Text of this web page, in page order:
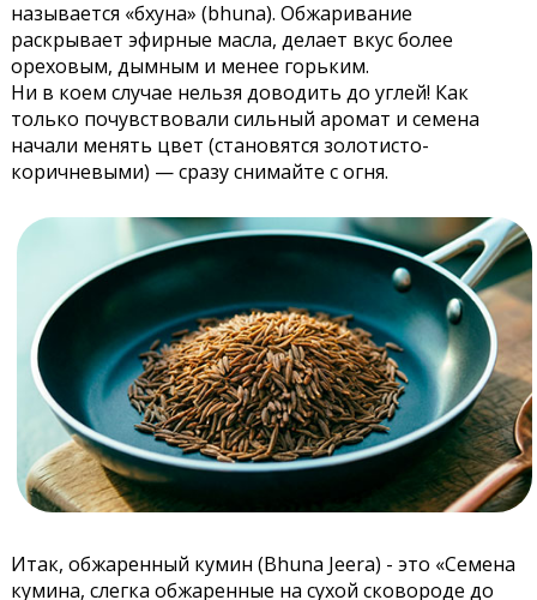
называется «бхуна» (bhuna). Обжаривание
раскрывает эфирные масла, делает вкус более
ореховым, дымным и менее горьким.
Ни в коем случае нельзя доводить до углей! Как
только почувствовали сильный аромат и семена
начали менять цвет (становятся золотисто-
коричневыми) — сразу снимайте с огня.
Итак, обжаренный кумин (Bhuna Jeera) - это «Семена
кумина, слегка обжаренные на сухой сковороде до